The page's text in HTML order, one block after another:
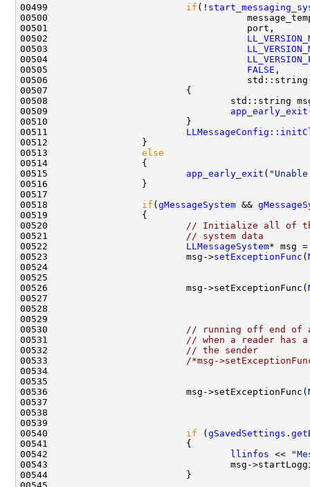
00499 if (!
00502
00503
00504
00505 FALSE
00508                                 std::string
00509 app_early_exit
00511
00513 else
00515 app_early_exit (
00518 if ( gMessageSystem &&
00520
// Initialize all of the
00521
// system data
00522 LLMessageSystem* msg
00523                         msg->setExceptionFunc (
00526                         msg->setExceptionFunc(
00530
// running off end of
00531
// when a reader has a
00532
// the sender
00533
/*msg-
00534
00535
00536                         msg->setExceptionFunc(
00540 if ( gSavedSettings .
00542
llinfos <<